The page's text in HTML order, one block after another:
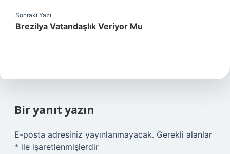
Sonraki Yazı
Brezilya Vatandaşlık Veriyor Mu
Bir yanıt yazın
E-posta adresiniz yayınlanmayacak. Gerekli alanlar
* ile işaretlenmişlerdir